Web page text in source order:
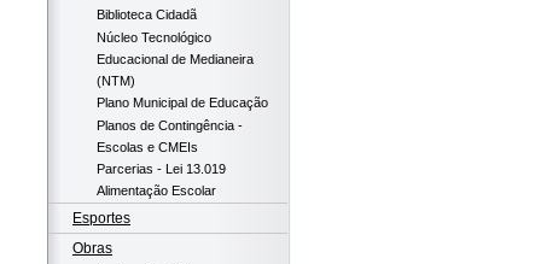
Biblioteca Cidadã
Núcleo Tecnológico
Educacional de Medianeira
(NTM)
Plano Municipal de Educação
Planos de Contingência -
Escolas e CMEIs
Parcerias - Lei 13.019
Alimentação Escolar
Esportes
Obras